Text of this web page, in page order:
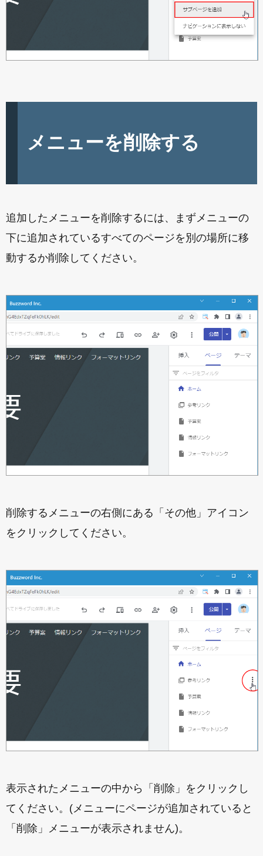
メニューを削除する
追加したメニューを削除するには、まずメニューの
下に追加されているすべてのページを別の場所に移
動するか削除してください。
削除するメニューの右側にある「その他」アイコン
をクリックしてください。
表示されたメニューの中から「削除」をクリックし
てください。(メニューにページが追加されていると
「削除」メニューが表示されません)。